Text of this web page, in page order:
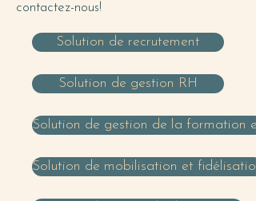
contactez-nous!
Solution de recrutement
Solution de gestion RH
Solution de gestion de la formation
Solution de mobilisation et fidélisation